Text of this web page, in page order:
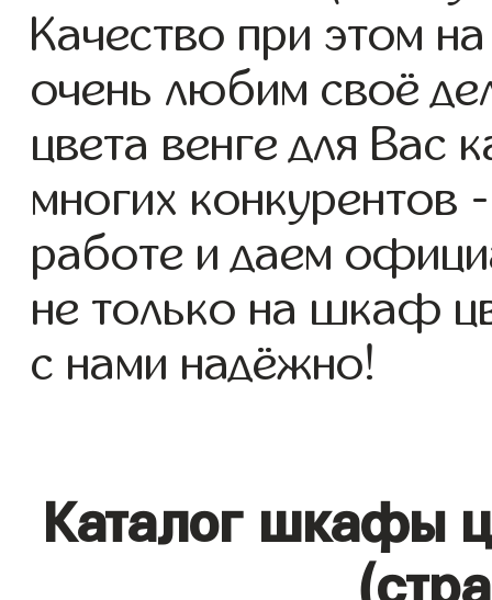
Качество при этом
очень любим своё
цвета венге для Вас
многих конкурентов
работе и даем
не только на шкаф
с нами надёжно!
Каталог шкафы